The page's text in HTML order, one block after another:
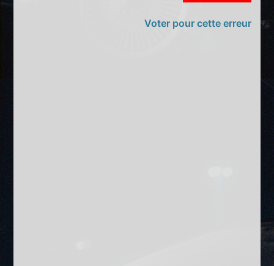
Voter pour cette erreur